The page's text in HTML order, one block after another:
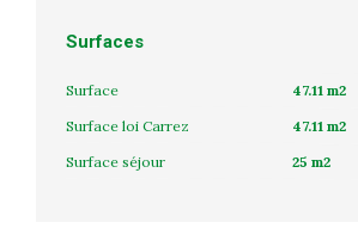
Surfaces
Surface
47.11 m2
Surface loi Carrez
47.11 m2
Surface séjour
25 m2